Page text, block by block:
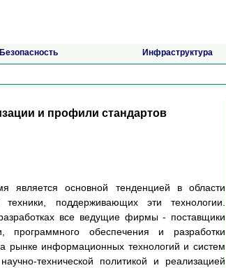
Безопасность Инфраструктура
и профили стандартов
является основной тенденцией в области
поддерживающих эти технологии.
все ведущие фирмы - поставщики
программного обеспечения и разработки
рынке информационных технологий и систем
технической политикой и реализацией